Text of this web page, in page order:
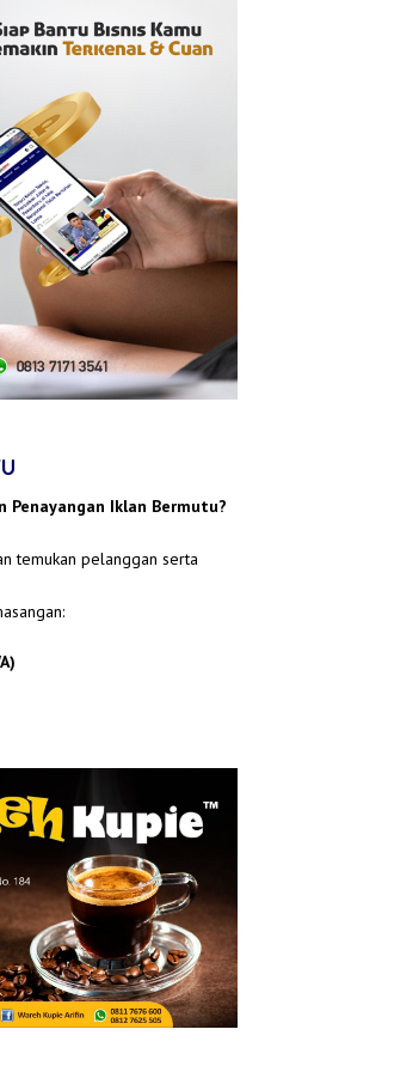
Penayangan Iklan Bermutu?
temukan pelanggan serta